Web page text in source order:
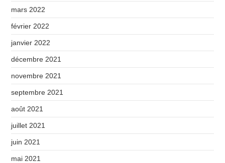
mars 2022
février 2022
janvier 2022
décembre 2021
novembre 2021
septembre 2021
août 2021
juillet 2021
juin 2021
mai 2021